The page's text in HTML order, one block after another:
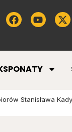
Stanisława